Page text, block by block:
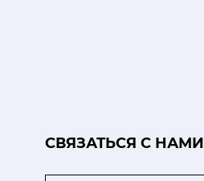
CВЯЗАТЬСЯ С НАМИ